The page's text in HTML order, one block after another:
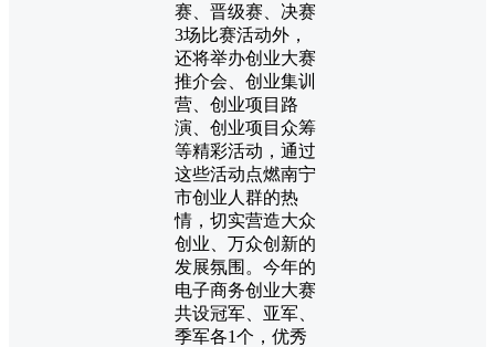
赛、晋级赛、决赛
3场比赛活动外，
还将举办创业大赛
推介会、创业集训
营、创业项目路
演、创业项目众筹
等精彩活动，通过
这些活动点燃南宁
市创业人群的热
情，切实营造大众
创业、万众创新的
发展氛围。今年的
电子商务创业大赛
共设冠军、亚军、
季军各1个，优秀